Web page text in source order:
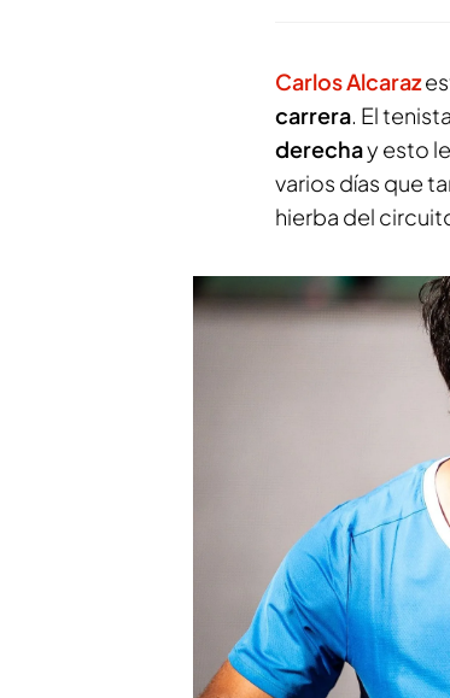
Carlos Alcaraz
carrera. El
derechay esto
varios días que
hierba del